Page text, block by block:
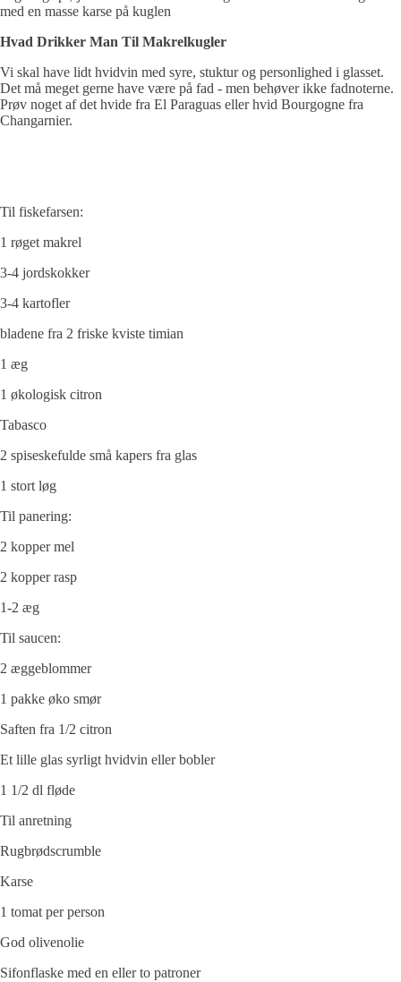
med en masse karse på kuglen
Hvad Drikker Man Til Makrelkugler
Vi skal have lidt hvidvin med syre, stuktur og personlighed i glasset.
Det må meget gerne have være på fad - men behøver ikke fadnoterne.
Prøv noget af det hvide fra El Paraguas eller hvid Bourgogne fra
Changarnier.
Til fiskefarsen:
1 røget makrel
3-4 jordskokker
3-4 kartofler
bladene fra 2 friske kviste timian
1 æg
1 økologisk citron
Tabasco
2 spiseskefulde små kapers fra glas
1 stort løg
Til panering:
2 kopper mel
2 kopper rasp
1-2 æg
Til saucen:
2 æggeblommer
1 pakke øko smør
Saften fra 1/2 citron
Et lille glas syrligt hvidvin eller bobler
1 1/2 dl fløde
Til anretning
Rugbrødscrumble
Karse
1 tomat per person
God olivenolie
Sifonflaske med en eller to patroner